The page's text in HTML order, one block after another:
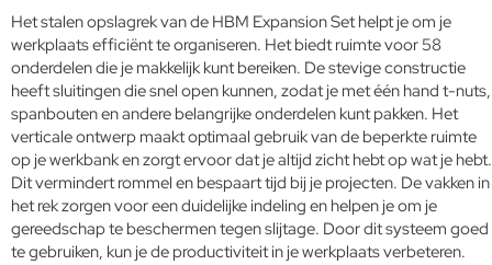
Het stalen opslagrek van de HBM Expansion Set helpt je om je
werkplaats efficiënt te organiseren. Het biedt ruimte voor 58
onderdelen die je makkelijk kunt bereiken. De stevige constructie
heeft sluitingen die snel open kunnen, zodat je met één hand t-nuts,
spanbouten en andere belangrijke onderdelen kunt pakken. Het
verticale ontwerp maakt optimaal gebruik van de beperkte ruimte
op je werkbank en zorgt ervoor dat je altijd zicht hebt op wat je hebt.
Dit vermindert rommel en bespaart tijd bij je projecten. De vakken in
het rek zorgen voor een duidelijke indeling en helpen je om je
gereedschap te beschermen tegen slijtage. Door dit systeem goed
te gebruiken, kun je de productiviteit in je werkplaats verbeteren.